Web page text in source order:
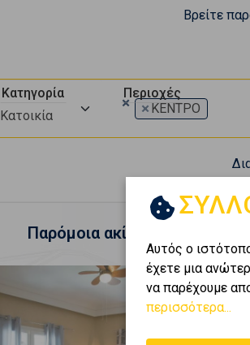
Βρείτε
Κατηγορία
Κατοικία
× × ΚΕΝΤΡΟ
Περιοχές
Παρόμοια ακίνητα
Αυτός ο
έχετε μια
να παρέχουμε
περισσότερα...